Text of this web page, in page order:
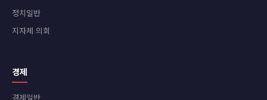
정치일반
지자체 의회
경제
경제일반